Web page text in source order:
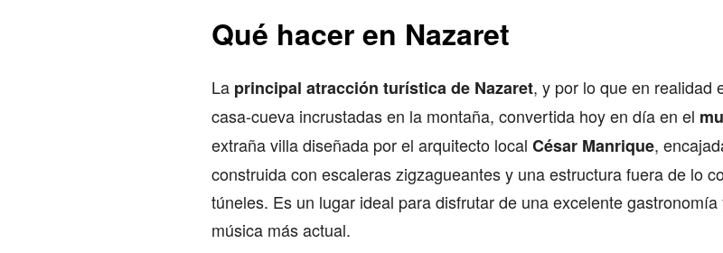
Qué hacer en Nazaret
La principal atracción turística de Nazaret, y por lo que en realidad
casa-cueva incrustadas en la montaña, convertida hoy en día en el
extraña villa diseñada por el arquitecto local César Manrique,
construida con escaleras zigzagueantes y una estructura fuera de lo
túneles. Es un lugar ideal para disfrutar de una excelente
música más actual.